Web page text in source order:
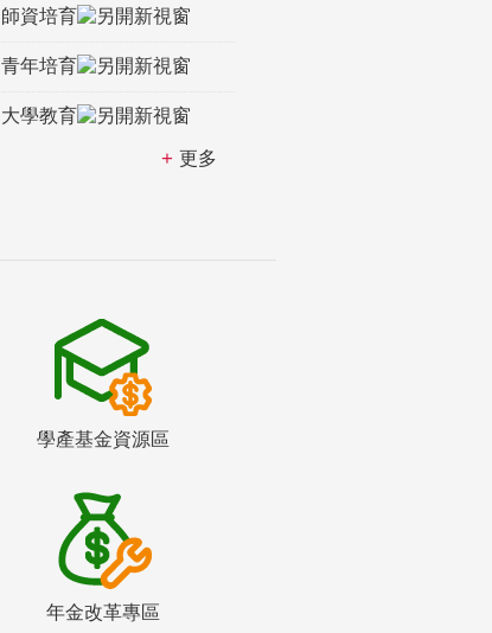
師資培育
青年培育
大學教育
更多
學產基金資源區
年金改革專區